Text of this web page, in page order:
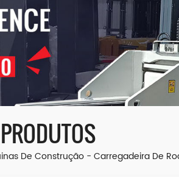
PRODUTOS
De Construção - Carregadeira De